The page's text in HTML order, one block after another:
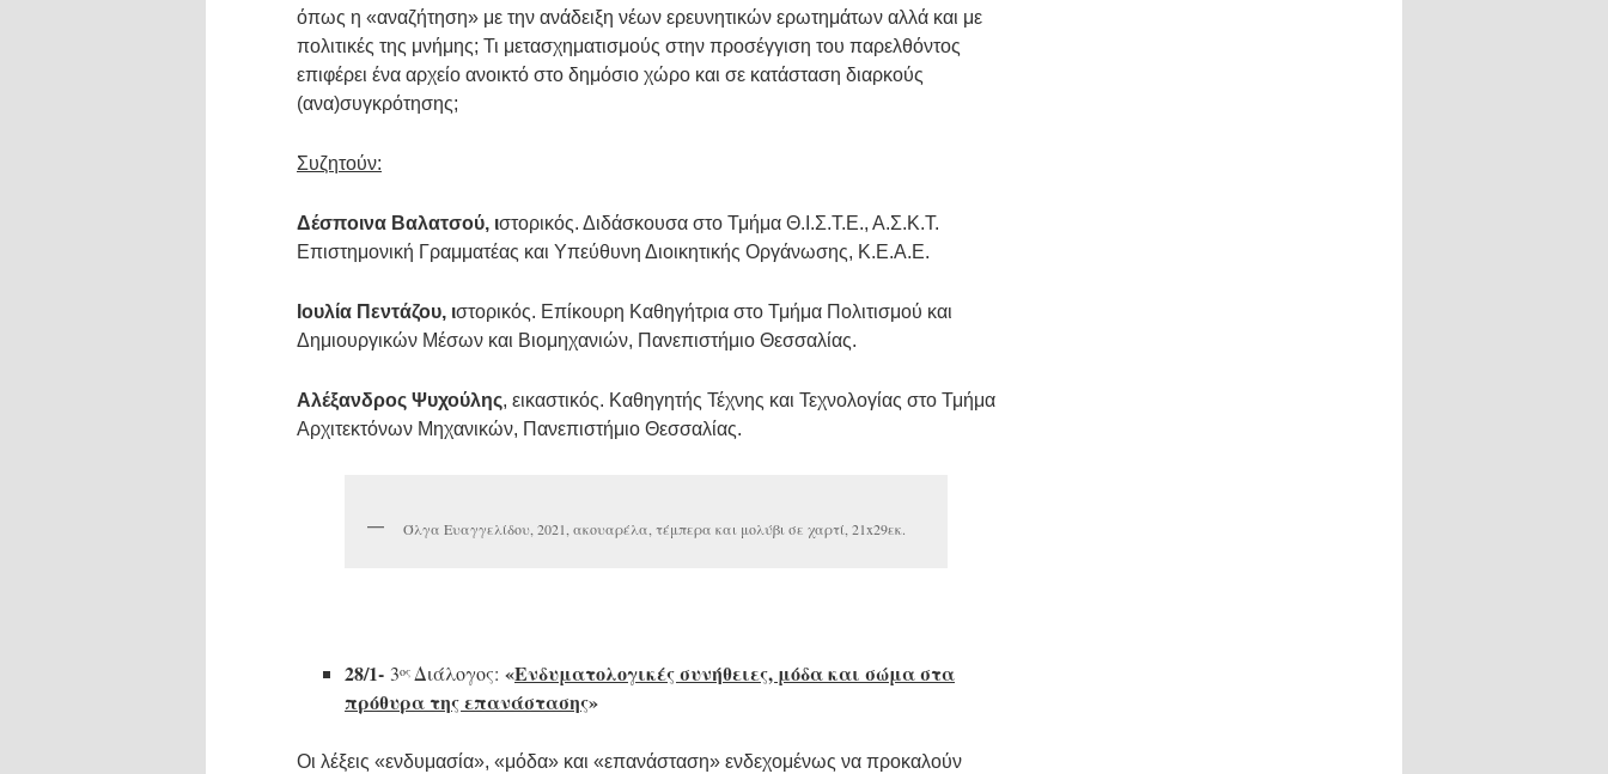
όπως η «αναζήτηση» με την ανάδειξη νέων ερευνητικών ερωτημάτων αλλά και με
πολιτικές της μνήμης; Τι μετασχηματισμούς στην προσέγγιση του παρελθόντος
επιφέρει ένα αρχείο ανοικτό στο δημόσιο χώρο και σε κατάσταση διαρκούς
(ανα)συγκρότησης;
Συζητούν:
Δέσποινα Βαλατσού, ιστορικός. Διδάσκουσα στο Τμήμα Θ.Ι.Σ.Τ.Ε., Α.Σ.Κ.Τ.
Επιστημονική Γραμματέας και Υπεύθυνη Διοικητικής Οργάνωσης, Κ.Ε.Α.Ε.
Ιουλία Πεντάζου, ιστορικός. Επίκουρη Καθηγήτρια στο Τμήμα Πολιτισμού και
Δημιουργικών Μέσων και Βιομηχανιών, Πανεπιστήμιο Θεσσαλίας.
Αλέξανδρος Ψυχούλης, εικαστικός. Καθηγητής Τέχνης και Τεχνολογίας στο Τμήμα
Αρχιτεκτόνων Μηχανικών, Πανεπιστήμιο Θεσσαλίας.
Όλγα Ευαγγελίδου, 2021, ακουαρέλα, τέμπερα και μολύβι σε χαρτί, 21x29εκ.
28/1- 3ος Διάλογος: «Ενδυματολογικές συνήθειες, μόδα και σώμα στα
πρόθυρα της επανάστασης»
Οι λέξεις «ενδυμασία», «μόδα» και «επανάσταση» ενδεχομένως να προκαλούν